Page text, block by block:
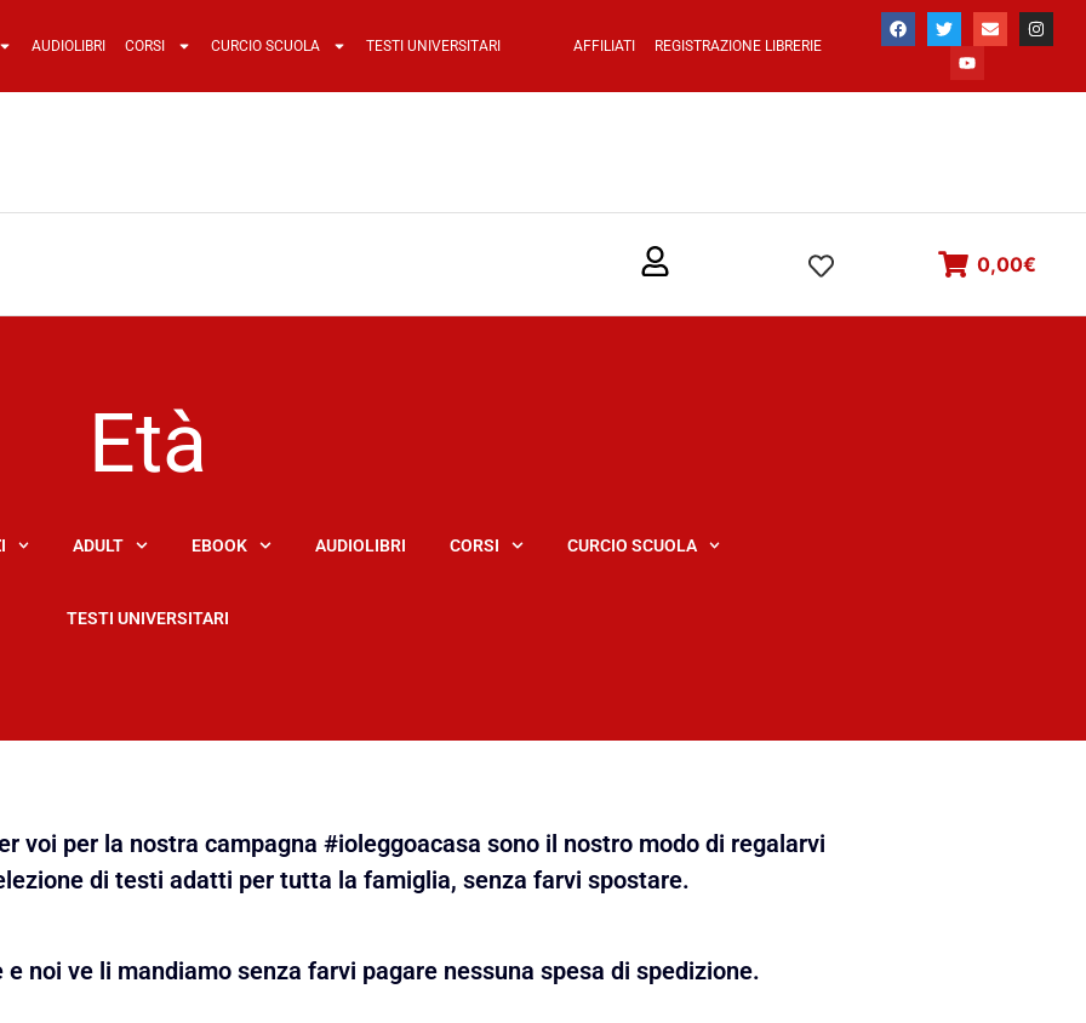
AUDIOLIBRI CORSI CURCIO SCUOLA TESTI UNIVERSITARI AFFILIATI REGISTRAZIONE LIBRERIE
0,00€
Età
ADULT EBOOK AUDIOLIBRI CORSI CURCIO SCUOLA
TESTI UNIVERSITARI
voi per la nostra campagna #ioleggoacasa sono il nostro modo di regalarvi
di testi adatti per tutta la famiglia, senza farvi spostare.
noi ve li mandiamo senza farvi pagare nessuna spesa di spedizione.